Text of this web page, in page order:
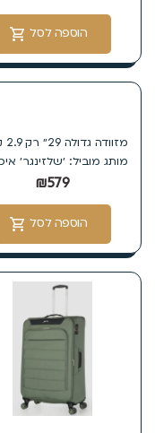
הוספה לסל
מותג מוביל: ׳שלזינגר׳
₪579
הוספה לסל